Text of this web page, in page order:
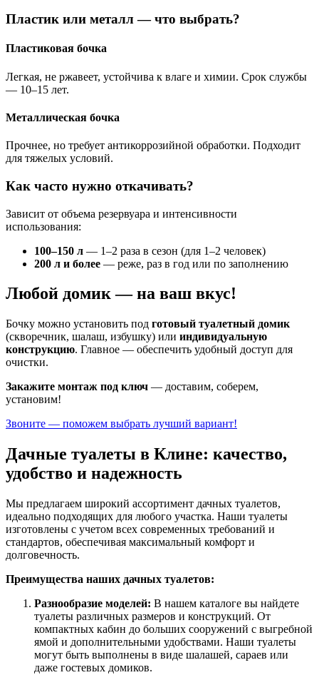
Пластик или металл — что выбрать?
Пластиковая бочка
Легкая, не ржавеет, устойчива к влаге и химии. Срок службы
— 10–15 лет.
Металлическая бочка
Прочнее, но требует антикоррозийной обработки. Подходит
для тяжелых условий.
Как часто нужно откачивать?
Зависит от объема резервуара и интенсивности
использования:
100–150 л — 1–2 раза в сезон (для 1–2 человек)
200 л и более — реже, раз в год или по заполнению
Любой домик — на ваш вкус!
Бочку можно установить под готовый туалетный домик
(скворечник, шалаш, избушку) или индивидуальную
конструкцию. Главное — обеспечить удобный доступ для
очистки.
Закажите монтаж под ключ — доставим, соберем,
установим!
Звоните — поможем выбрать лучший вариант!
Дачные туалеты в Клине: качество,
удобство и надежность
Мы предлагаем широкий ассортимент дачных туалетов,
идеально подходящих для любого участка. Наши туалеты
изготовлены с учетом всех современных требований и
стандартов, обеспечивая максимальный комфорт и
долговечность.
Преимущества наших дачных туалетов:
Разнообразие моделей: В нашем каталоге вы найдете
туалеты различных размеров и конструкций. От
компактных кабин до больших сооружений с выгребной
ямой и дополнительными удобствами. Наши туалеты
могут быть выполнены в виде шалашей, сараев или
даже гостевых домиков.